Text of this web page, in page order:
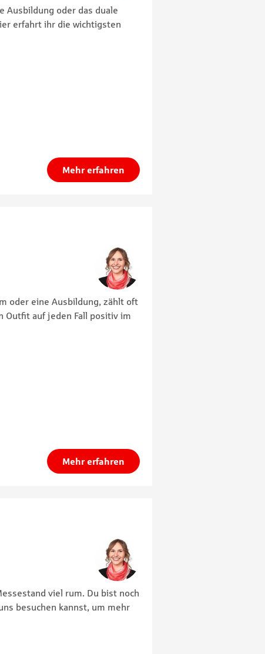
Ausbildung oder das duale
erfahrt ihr die wichtigsten
Mehr erfahren
oder eine Ausbildung, zählt oft
Outfit auf jeden Fall positiv im
Mehr erfahren
viel rum. Du bist noch
besuchen kannst, um mehr